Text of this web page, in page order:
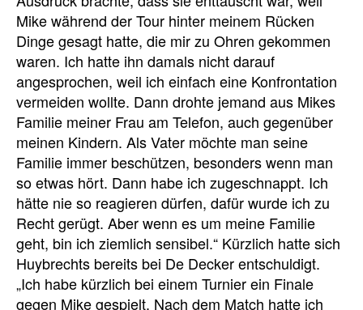
Mike während der Tour hinter meinem Rücken
Dinge gesagt hatte, die mir zu Ohren gekommen
waren. Ich hatte ihn damals nicht darauf
angesprochen, weil ich einfach eine Konfrontation
vermeiden wollte. Dann drohte jemand aus Mikes
Familie meiner Frau am Telefon, auch gegenüber
meinen Kindern. Als Vater möchte man seine
Familie immer beschützen, besonders wenn man
so etwas hört. Dann habe ich zugeschnappt. Ich
hätte nie so reagieren dürfen, dafür wurde ich zu
Recht gerügt. Aber wenn es um meine Familie
geht, bin ich ziemlich sensibel.“ Kürzlich hatte sich
Huybrechts bereits bei De Decker entschuldigt.
„Ich habe kürzlich bei einem Turnier ein Finale
gegen Mike gespielt. Nach dem Match hatte ich